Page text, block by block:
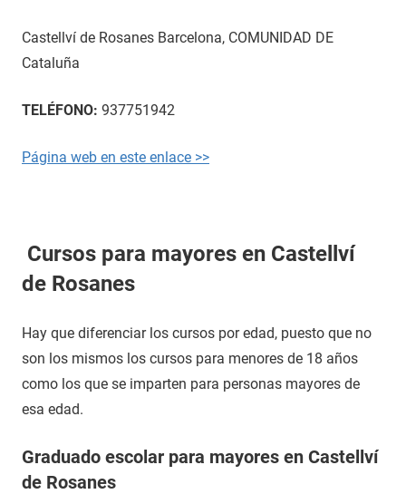
Castellví de Rosanes Barcelona, COMUNIDAD DE
Cataluña
TELÉFONO: 937751942
Página web en este enlace >>
Cursos para mayores en Castellví
de Rosanes
Hay que diferenciar los cursos por edad, puesto que no
son los mismos los cursos para menores de 18 años
como los que se imparten para personas mayores de
esa edad.
Graduado escolar para mayores en Castellví
de Rosanes